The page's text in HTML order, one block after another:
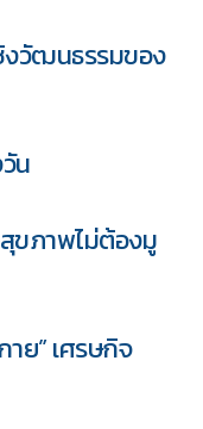
งวัฒนธรรมของ
น
ขภาพไม่ต้องมู
ย” เศรษกิจ